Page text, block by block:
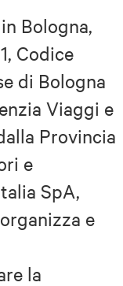
Bologna,
Codice
di Bologna
Viaggi e
Provincia
e
SpA,
e
la